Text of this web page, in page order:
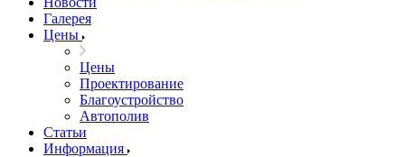
Галерея
Цены
Цены
Проектирование
Благоустройство
Автополив
Статьи
Информация